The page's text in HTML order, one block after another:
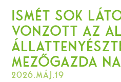
Ismét sok
vonzott az
Mezőgazda
2026.máj.19